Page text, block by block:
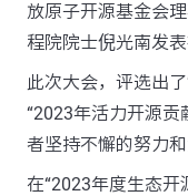
放原子开源基金会
程院院士倪光南发表
此次大会，评选出
“2023年活力开源贡
者坚持不懈的努力和
在“2023年度生态开